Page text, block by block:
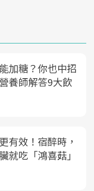
加糖？你也中招
養師解答9大飲
有效！宿醉時，
就吃「鴻喜菇」